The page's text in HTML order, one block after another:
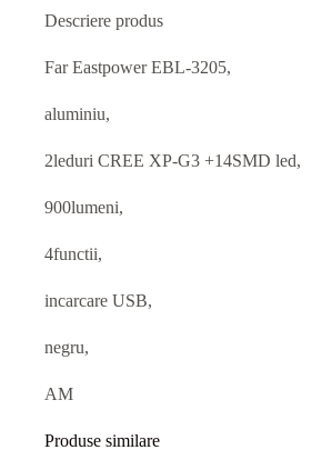
Descriere produs
Far Eastpower EBL-3205,
aluminiu,
2leduri CREE XP-G3 +14SMD led,
900lumeni,
4functii,
incarcare USB,
negru,
AM
Produse similare